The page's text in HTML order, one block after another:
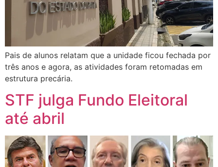
Pais de alunos relatam que a unidade ficou fechada por
três anos e agora, as atividades foram retomadas em
estrutura precária.
STF julga Fundo Eleitoral
até abril